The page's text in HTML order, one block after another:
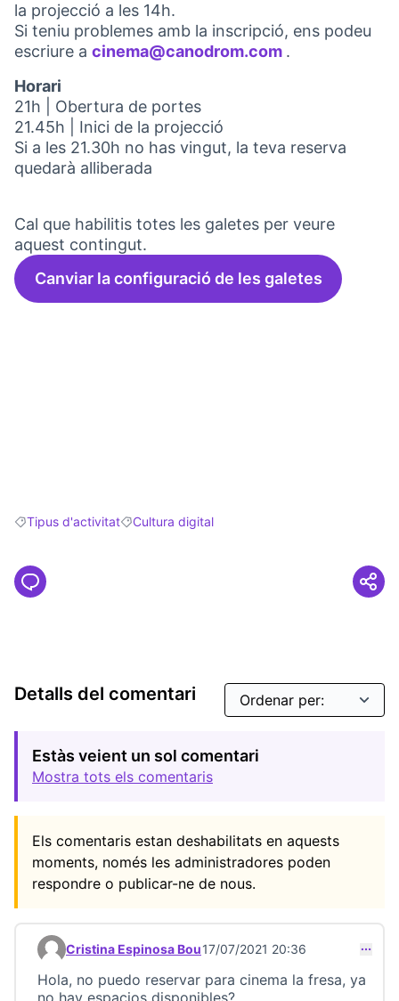
la projecció a les 14h.
Si teniu problemes amb la inscripció, ens podeu
escriure a cinema@canodrom.com .
Horari
21h | Obertura de portes
21.45h | Inici de la projecció
Si a les 21.30h no has vingut, la teva reserva
quedarà alliberada
Cal que habilitis totes les galetes per veure
aquest contingut.
Canviar la configuració de les galetes
Resultats en filtrar per: Tipus d'activitat
Tipus d'activitatResultats en filtrar per: Cultura digital
Cultura digital
Detalls del comentari
Estàs veient un sol comentari
Mostra tots els comentaris
Els comentaris estan deshabilitats en aquests
moments, només les administradores poden
respondre o publicar-ne de nous.
Comentari 22732
Cristina Espinosa Bou17/07/2021 20:36
Hola, no puedo reservar para cinema la fresa, ya
no hay espacios disponibles?